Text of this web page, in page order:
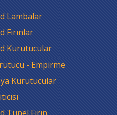
Lambalar
Fırınlar
Kurutucular
- Empirme
Kurutucular